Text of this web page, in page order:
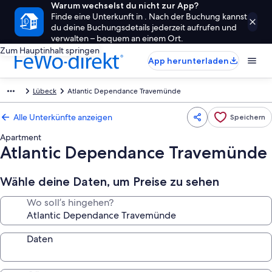
Warum wechselst du nicht zur App?
Finde eine Unterkunft in . Nach der Buchung kannst
du deine Buchungsdetails jederzeit aufrufen und
verwalten – bequem an einem Ort.
Zum Hauptinhalt springen
App herunterladen
Lübeck Atlantic Dependance Travemünde
Alle Unterkünfte anzeigen Speichern
Apartment
Atlantic Dependance Travemünde
Wähle deine Daten, um Preise zu sehen
Wo soll’s hingehen?
Daten